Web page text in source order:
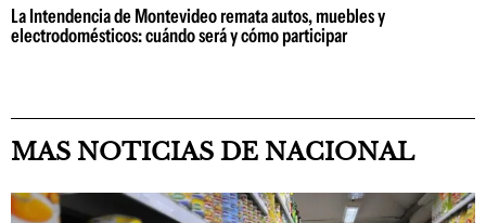
La Intendencia de Montevideo remata autos, muebles y
electrodomésticos: cuándo será y cómo participar
MAS NOTICIAS DE NACIONAL